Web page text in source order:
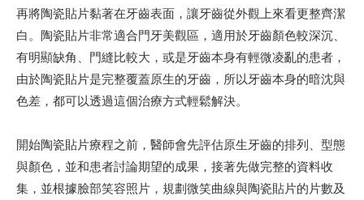
再將陶瓷貼片黏著在牙齒表面，讓牙齒從外觀上來看更整齊潔
白。陶瓷貼片非常適合門牙美觀區，適用於牙齒顏色較深沉、
有明顯缺角、門縫比較大，或是牙齒本身有輕微凌亂的患者，
由於陶瓷貼片是完整覆蓋原生的牙齒，所以牙齒本身的暗沈與
色差，都可以透過這個治療方式輕鬆解決。
開始陶瓷貼片療程之前，醫師會先評估原生牙齒的排列、型態
與顏色，並和患者討論期望的成果，接著先做完整的資料收
集，並根據臉部笑容照片，規劃微笑曲線與陶瓷貼片的片數及